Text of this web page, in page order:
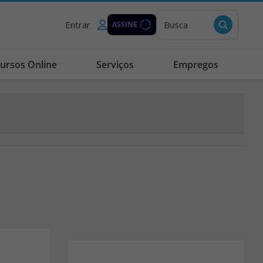
Entrar ASSINE Busca
Online Serviços Empregos